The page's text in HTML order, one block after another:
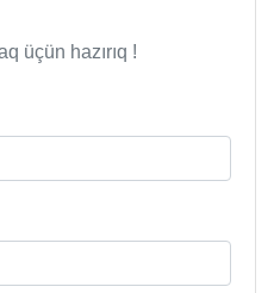
üçün hazırıq !